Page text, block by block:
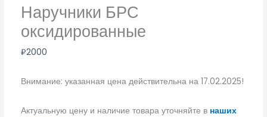
Наручники БРС
оксидированные
₽2000
Внимание: указанная цена действительна на 17.02.2025!
Актуальную цену и наличие товара уточняйте в наших